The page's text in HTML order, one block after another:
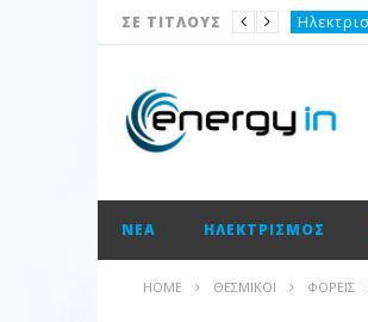
ΣΕ ΤΙΤΛΟΥΣ
Νέα
ΝΈΑ ΗΛΕΚΤΡΙΣΜΌΣ
HOME ΘΕΣΜΙΚΟΊ ΦΟΡΕΊΣ